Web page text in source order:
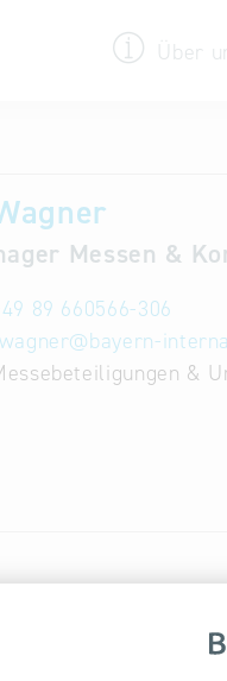
Über
30 Jahre
Newsroom
Newsletter
Messen &
89 660566-306
@bayern-
&